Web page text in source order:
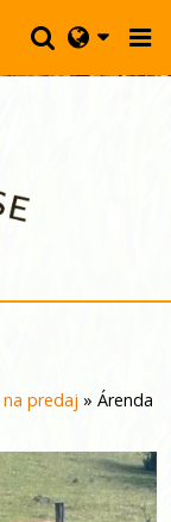
predaj » Árenda